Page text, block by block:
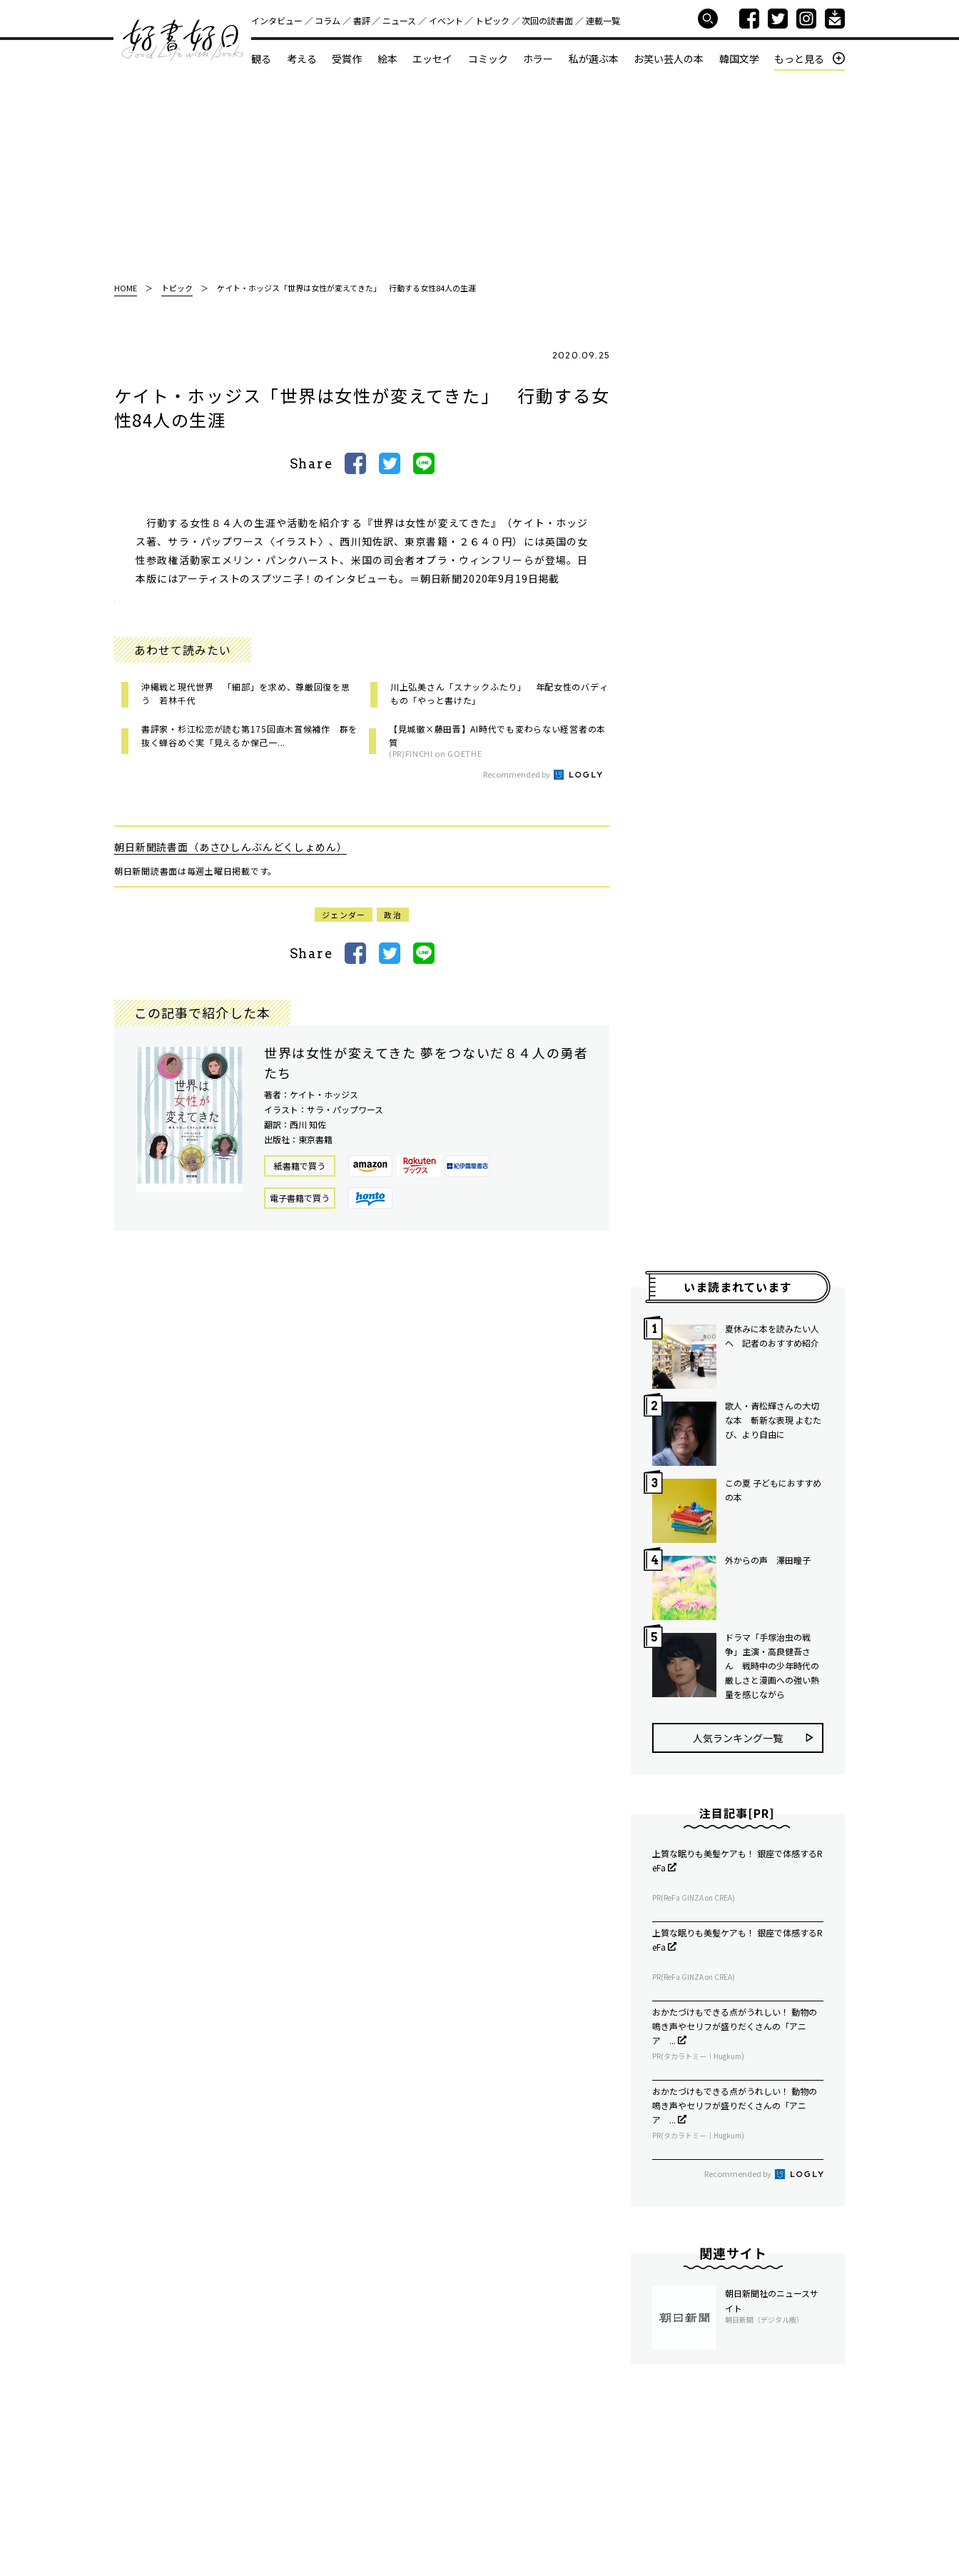
好書好日
インタビュー コラム 書評 ニュース イベント トピック 次回の読書⾯ 連載一覧
観る 考える 受賞作 絵本 エッセイ コミック ホラー 私が選ぶ本 お笑い芸人の本 韓国文学 もっと見る
HOME トピック ケイト・ホッジス「世界は女性が変えてきた」 行動する女性84人の生涯
2020.09.25
ケイト・ホッジス「世界は女性が変えてきた」 行動する女
性84人の生涯
Share
行動する女性８４人の生涯や活動を紹介する『世界は女性が変えてきた』（ケイト・ホッジ
ス著、サラ・パップワース〈イラスト〉、西川知佐訳、東京書籍・２６４０円）には英国の女
性参政権活動家エメリン・パンクハースト、米国の司会者オプラ・ウィンフリーらが登場。日
本版にはアーティストのスプツニ子！のインタビューも。＝朝日新聞2020年9月19日掲載
あわせて読みたい
沖縄戦と現代世界 「細部」を求め、尊厳回復を思
う 若林千代
川上弘美さん「スナックふたり」 年配女性のバディ
もの「やっと書けた」
書評家・杉江松恋が読む第175回直木賞候補作 群を
抜く蝉谷めぐ実「見えるか保己一...
【見城徹×藤田晋】AI時代でも変わらない経営者の本
質
(PR)FINCHI on GOETHE
Recommended by
朝日新聞読書面（あさひしんぶんどくしょめん）
朝日新聞読書面は毎週土曜日掲載です。
ジェンダー 政治
Share
この記事で紹介した本
世界は女性が変えてきた 夢をつないだ８４人の勇者
たち
著者：ケイト・ホッジス
イラスト：サラ・パップワース
翻訳：西川 知佐
出版社：東京書籍
紙書籍で買う
電⼦書籍で買う
いま読まれています
夏休みに本を読みたい人
へ 記者のおすすめ紹介
歌人・青松輝さんの大切
な本 斬新な表現 よむた
び、より自由に
この夏 子どもにおすすめ
の本
外からの声 澤田瞳子
ドラマ「手塚治虫の戦
争」主演・高良健吾さ
ん 戦時中の少年時代の
厳しさと漫画への強い熱
量を感じながら
人気ランキング⼀覧
注目記事[PR]
上質な眠りも美髪ケアも！ 銀座で体感するR
eFa
PR(ReFa GINZA on CREA)
上質な眠りも美髪ケアも！ 銀座で体感するR
eFa
PR(ReFa GINZA on CREA)
おかたづけもできる点がうれしい！ 動物の
鳴き声やセリフが盛りだくさんの「アニ
ア ...
PR(タカラトミー｜Hugkum)
おかたづけもできる点がうれしい！ 動物の
鳴き声やセリフが盛りだくさんの「アニ
ア ...
PR(タカラトミー｜Hugkum)
Recommended by
関連サイト
朝日新聞社のニュースサ
イト
朝日新聞（デジタル版）